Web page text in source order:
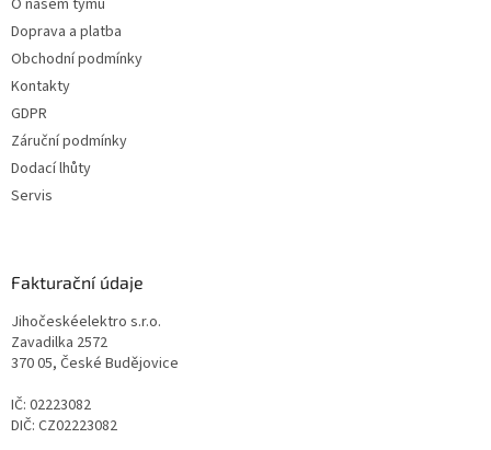
O našem týmu
Doprava a platba
Obchodní podmínky
Kontakty
GDPR
Záruční podmínky
Dodací lhůty
Servis
Fakturační údaje
Jihočeskéelektro s.r.o.
Zavadilka 2572
370 05, České Budějovice
IČ: 02223082
DIČ: CZ02223082